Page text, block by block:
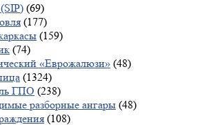
(69)
(177)
(159)
(74)
«Еврожалюзи» (48)
(1324)
ГПО (238)
разборные ангары (48)
(108)